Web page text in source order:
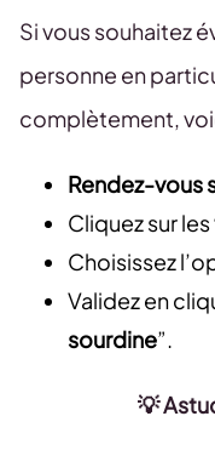
Si vous souhaitez
personne en
complètement,
Rendez-vous
Cliquez sur les
Choisissez
Validez en
sourdine”.
💡